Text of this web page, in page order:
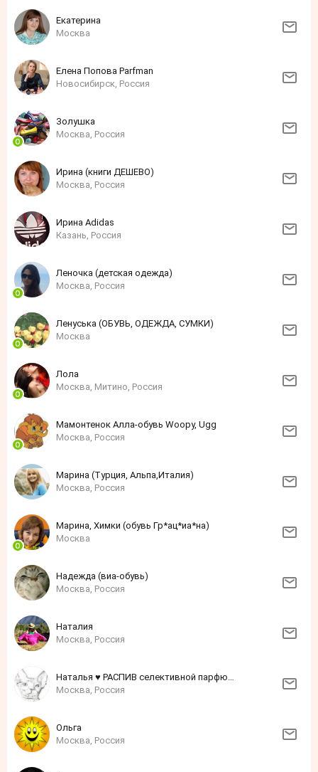
Екатерина
Москва
Елена Попова Parfman
Новосибирск, Россия
Золушка
Москва, Россия
Ирина (книги ДЕШЕВО)
Москва, Россия
Ирина Adidas
Казань, Россия
Леночка (детская одежда)
Москва, Россия
Ленуська (ОБУВЬ, ОДЕЖДА, СУМКИ)
Москва
Лола
Москва, Митино, Россия
Мамонтенок Алла-обувь Woopy, Ugg
Москва, Россия
Марина (Турция, Альпа,Италия)
Москва, Россия
Марина, Химки (обувь Гр*ац*иа*на)
Москва
Надежда (виа-обувь)
Москва, Россия
Наталия
Москва, Россия
Наталья ♥ РАСПИВ селективной парфюмерии ♥ ОРИГИНАЛ
Москва, Россия
Ольга
Москва, Россия